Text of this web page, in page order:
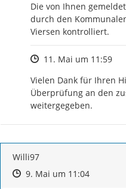
Die von Ihnen
durch den
Viersen kontrolliert.
Zeitpunkt des
11. Mai um 11:59
Vielen Dank für Ihren
Überprüfung an den
weitergegeben.
Willi97
Zeitpunkt des Erstellens
Zeitpunkt des Erstellens
9. Mai um 11:04Zur